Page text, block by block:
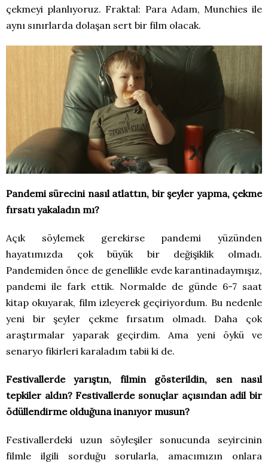
çekmeyi planlıyoruz. Fraktal: Para Adam, Munchies ile
aynı sınırlarda dolaşan sert bir film olacak.
Pandemi sürecini nasıl atlattın, bir şeyler yapma, çekme
fırsatı yakaladın mı?
Açık söylemek gerekirse pandemi yüzünden
hayatımızda çok büyük bir değişiklik olmadı.
Pandemiden önce de genellikle evde karantinadaymışız,
pandemi ile fark ettik. Normalde de günde 6-7 saat
kitap okuyarak, film izleyerek geçiriyordum. Bu nedenle
yeni bir şeyler çekme fırsatım olmadı. Daha çok
araştırmalar yaparak geçirdim. Ama yeni öykü ve
senaryo fikirleri karaladım tabii ki de.
Festivallerde yarıştın, filmin gösterildin, sen nasıl
tepkiler aldın? Festivallerde sonuçlar açısından adil bir
ödüllendirme olduğuna inanıyor musun?
Festivallerdeki uzun söyleşiler sonucunda seyircinin
filmle ilgili sorduğu sorularla, amacımızın onlara